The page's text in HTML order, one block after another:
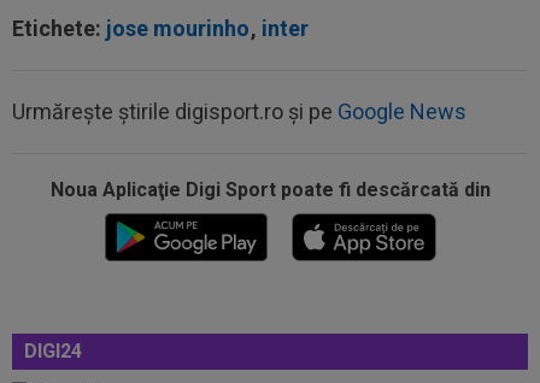
Etichete: jose mourinho, inter
Urmărește știrile digisport.ro și pe Google News
Noua Aplicaţie Digi Sport poate fi descărcată din
DIGI24
15:11 EXCLUSIV
Radu Naum: ”Ne-ai șocat”. Andrei
Vochin a făcut predicția, după UTA - Rapid
Estrela - Sporting, LIVE VIDEO, 22:30, DGS 3.
14:57
Dinamo - FC Voluntari LIVE VIDEO, 21:30, la
DGS 1. Egalitate de puncte după 3...